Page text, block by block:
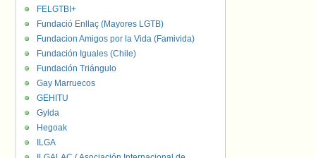
FELGTBI+
Fundació Enllaç (Mayores LGTB)
Fundacion Amigos por la Vida (Famivida)
Fundación Iguales (Chile)
Fundación Triángulo
Gay Marruecos
GEHITU
Gylda
Hegoak
ILGA